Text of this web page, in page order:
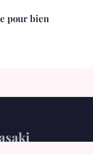
pour bien